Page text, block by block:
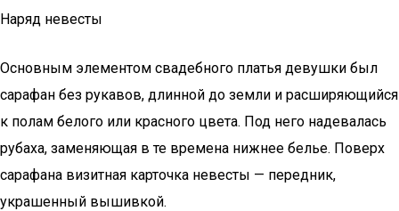
Наряд невесты
Основным элементом свадебного платья девушки был
сарафан без рукавов, длинной до земли и расширяющийся
к полам белого или красного цвета. Под него надевалась
рубаха, заменяющая в те времена нижнее белье. Поверх
сарафана визитная карточка невесты — передник,
украшенный вышивкой.